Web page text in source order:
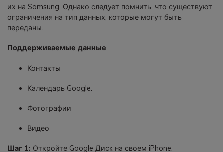
их на Samsung. Однако следует помнить, что существуют
ограничения на тип данных, которые могут быть
переданы.
Поддерживаемые данные
Контакты
Календарь Google.
Фотографии
Видео
Шаг 1: Откройте Google Диск на своем iPhone.